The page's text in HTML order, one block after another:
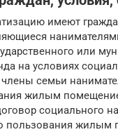
имеют
или
на условиях
члены семьи
жилым
социального
пользования жилым